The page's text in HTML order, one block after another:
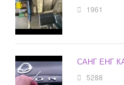
1961
САНГ ЕНГ
5288